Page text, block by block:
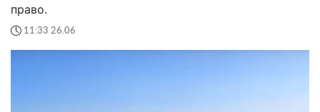
право.
11:33 26.06